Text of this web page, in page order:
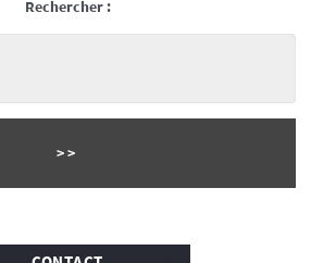
Rechercher :